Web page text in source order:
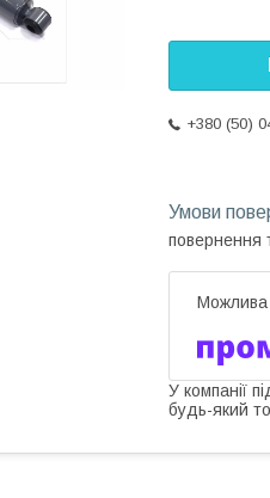
+380 (50)
повернення
У компанії
будь-який